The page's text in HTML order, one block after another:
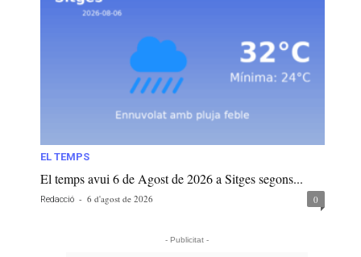
EL TEMPS
El temps avui 6 de Agost de 2026 a Sitges segons...
Redacció - 6 d'agost de 2026 0
- Publicitat -